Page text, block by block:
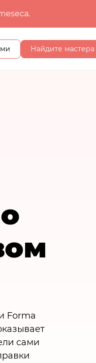
Найдите мастера
Forma
сами